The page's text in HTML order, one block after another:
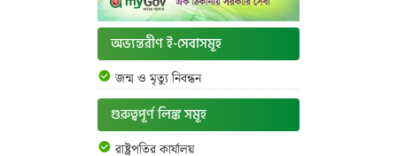
অভ্যন্তরীণ ই-সেবাসমূহ
জন্ম ও মৃত্যু নিবন্ধন
গুরুত্বপূর্ণ লিঙ্ক সমূহ
রাষ্ট্রপতির কার্যালয়